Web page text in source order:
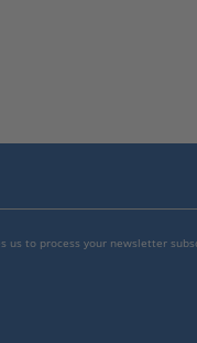
us to process your newsletter